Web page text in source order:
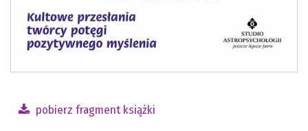
pobierz fragment książki